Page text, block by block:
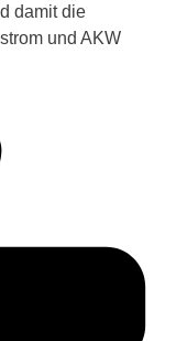
damit die
und AKW